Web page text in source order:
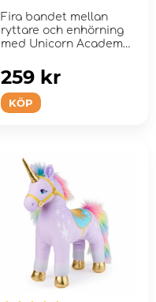
Fira bandet mellan
ryttare och enhörning
med Unicorn Academy
KÖP
259 kr